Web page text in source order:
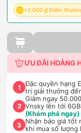
+2.000 ₫ Điểm
ƯU ĐÃI HOÀNG
1
Đặc quyền hạng
trị giải thưởng
2
Giảm ngay
Vnsky lên tới
(Khám phá ngay)
3
Nhận báo giá tốt
khi mua số lượng